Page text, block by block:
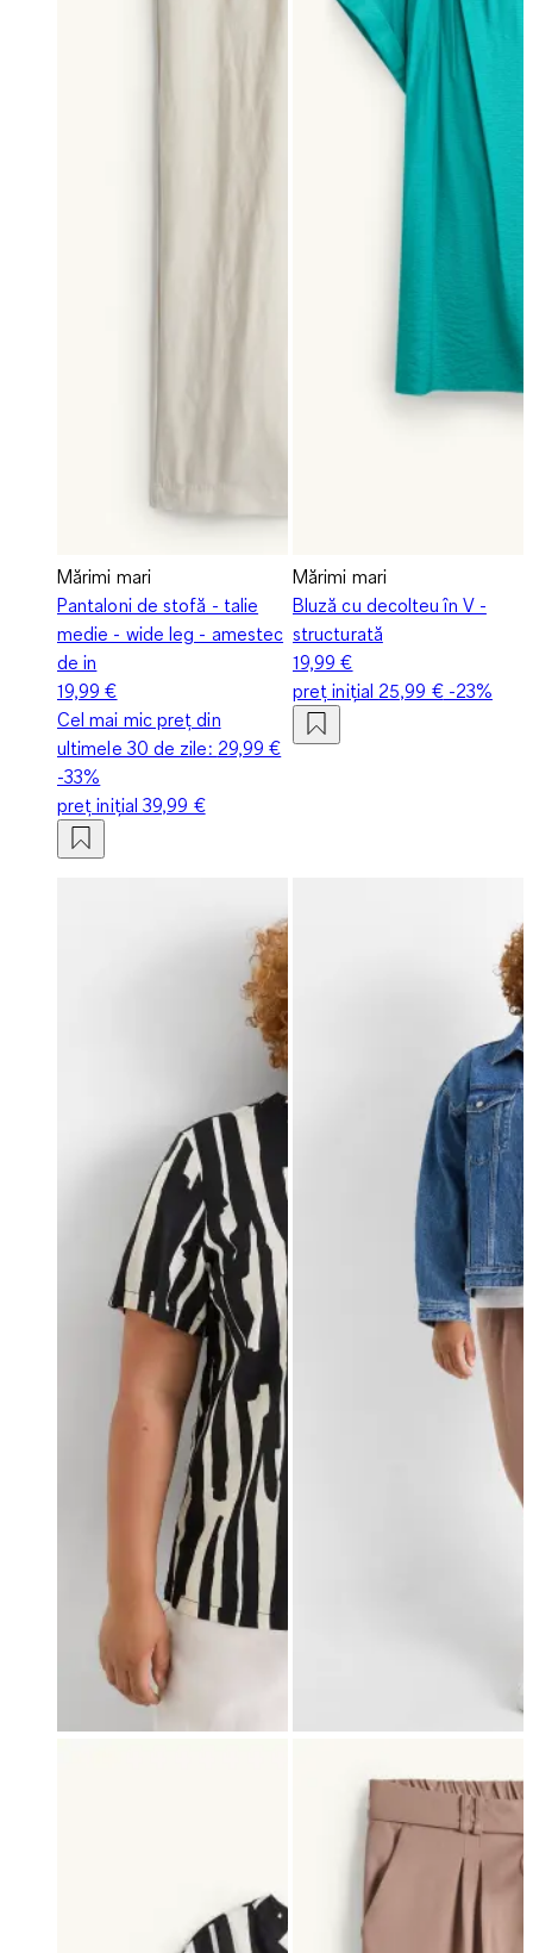
Mărimi mari
Pantaloni de stofă - talie
medie - wide leg - amestec
de in
19,99 €
Cel mai mic preț din
ultimele 30 de zile: 29,99 €
-33%
preț inițial39,99 €
Mărimi mari
Bluză cu decolteu în V -
structurată
19,99 €
preț inițial 25,99 €-23%